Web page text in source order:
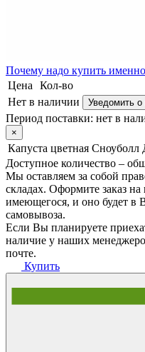
Почему надо купить
Цена
Кол-во
Нет в наличии
Уведомить о
Период поставки: нет в
×
Капуста цветная Сноуболл
Доступное количество –
Мы оставляем за собой
складах. Оформите заказ
имеющегося, и оно будет в
самовывоза.
Если Вы планируете
наличие у наших
почте.
Купить